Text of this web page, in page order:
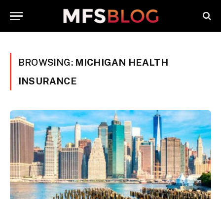
BROWSING: MICHIGAN HEALTH
INSURANCE